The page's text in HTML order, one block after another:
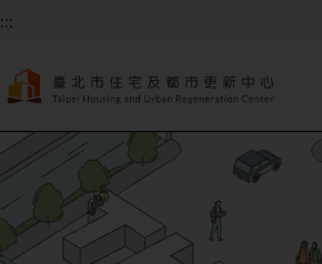
跳到主要內容
:::
:::